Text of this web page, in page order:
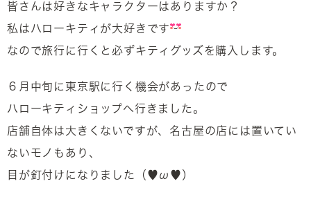
皆さんは好きなキャラクターはありますか？
私はハローキティが大好きです
なので旅行に行くと必ずキティグッズを購入します。
６月中旬に東京駅に行く機会があったので
ハローキティショップへ行きました。
店舗自体は大きくないですが、名古屋の店には置いてい
ないモノもあり、
目が釘付けになりました（♥ω♥）